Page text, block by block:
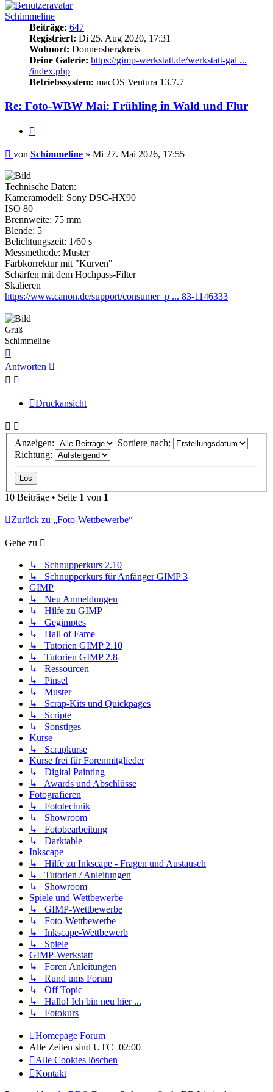
Schimmeline
Beiträge: 647
Registriert: Di 25. Aug 2020, 17:31
Wohnort: Donnersbergkreis
Deine Galerie: https://gimp-werkstatt.de/werkstatt-gal ...
/index.php
Betriebssystem: macOS Ventura 13.7.7
Re: Foto-WBW Mai: Frühling in Wald und Flur
Beitrag
von Schimmeline » Mi 27. Mai 2026, 17:55
Technische Daten:
Kameramodell: Sony DSC-HX90
ISO 80
Brennweite: 75 mm
Blende: 5
Belichtungszeit: 1/60 s
Messmethode: Muster
Farbkorrektur mit "Kurven"
Schärfen mit dem Hochpass-Filter
Skalieren
https://www.canon.de/support/consumer_p ... 83-1146333
Gruß
Schimmeline
oben
Antworten
Druckansicht
Anzeigen:
Sortiere nach:
Richtung:
10 Beiträge • Seite 1 von 1
Zurück zu „Foto-Wettbewerbe“
Gehe zu
↳ Schnupperkurs 2.10
↳ Schnupperkurs für Anfänger GIMP 3
GIMP
↳ Neu Anmeldungen
↳ Hilfe zu GIMP
↳ Gegimptes
↳ Hall of Fame
↳ Tutorien GIMP 2.10
↳ Tutorien GIMP 2.8
↳ Ressourcen
↳ Pinsel
↳ Muster
↳ Scrap-Kits und Quickpages
↳ Scripte
↳ Sonstiges
Kurse
↳ Scrapkurse
Kurse frei für Forenmitglieder
↳ Digital Painting
↳ Awards und Abschlüsse
Fotografieren
↳ Fototechnik
↳ Showroom
↳ Fotobearbeitung
↳ Darktable
Inkscape
↳ Hilfe zu Inkscape - Fragen und Austausch
↳ Tutorien / Anleitungen
↳ Showroom
Spiele und Wettbewerbe
↳ GIMP-Wettbewerbe
↳ Foto-Wettbewerbe
↳ Inkscape-Wettbewerb
↳ Spiele
GIMP-Werkstatt
↳ Foren Anleitungen
↳ Rund ums Forum
↳ Off Topic
↳ Hallo! Ich bin neu hier ...
↳ Fotokurs
Homepage Forum
Alle Zeiten sind UTC+02:00
Alle Cookies löschen
Kontakt